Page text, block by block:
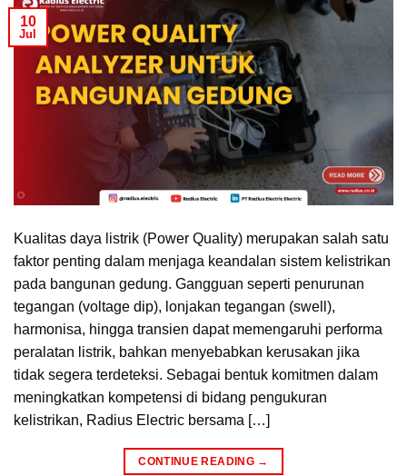
10
Jul
Kualitas daya listrik (Power Quality) merupakan salah satu
faktor penting dalam menjaga keandalan sistem kelistrikan
pada bangunan gedung. Gangguan seperti penurunan
tegangan (voltage dip), lonjakan tegangan (swell),
harmonisa, hingga transien dapat memengaruhi performa
peralatan listrik, bahkan menyebabkan kerusakan jika
tidak segera terdeteksi. Sebagai bentuk komitmen dalam
meningkatkan kompetensi di bidang pengukuran
kelistrikan, Radius Electric bersama […]
CONTINUE READING →